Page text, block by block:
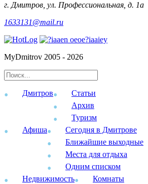
г. Дмитров, ул. Профессиональная, д. 1а
1633131@mail.ru
MyDmitrov 2005 - 2026
Дмитров
Статьи
Архив
Туризм
Афиша
Сегодня в Дмитрове
Ближайшие выходные
Места для отдыха
Одним списком
Недвижимость
Комнаты